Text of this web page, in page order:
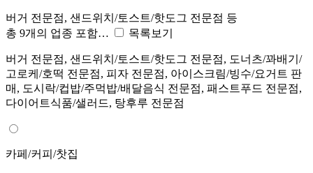
버거 전문점, 샌드위치/토스트/핫도그 전문점 등
총 9개의 업종 포함…
목록보기
버거 전문점, 샌드위치/토스트/핫도그 전문점, 도너츠/꽈배기/
고로케/호떡 전문점, 피자 전문점, 아이스크림/빙수/요거트 판
매, 도시락/컵밥/주먹밥/배달음식 전문점, 패스트푸드 전문점,
다이어트식품/샐러드, 탕후루 전문점
카페/커피/찻집